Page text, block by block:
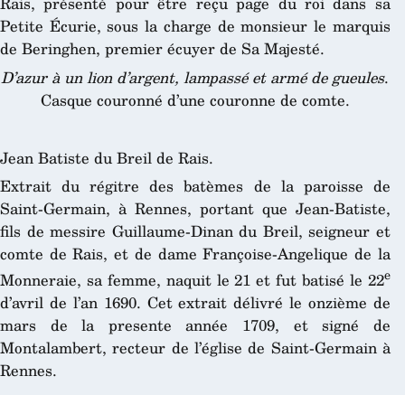
Petite Écurie, sous la charge de monsieur le marquis
de Beringhen, premier écuyer de Sa Majesté.
D’azur à un lion d’argent, lampassé et armé de gueules.
Casque couronné d’une couronne de comte.
Jean Batiste du Breil de Rais.
Extrait du régitre des batèmes de la paroisse de
Saint-Germain, à Rennes, portant que Jean-Batiste,
fils de messire Guillaume-Dinan du Breil, seigneur et
comte de Rais, et de dame Françoise-Angelique de la
Monneraie, sa femme, naquit le 21 et fut batisé le 22e
d’avril de l’an 1690. Cet extrait délivré le onzième de
mars de la presente année 1709, et signé de
Montalambert, recteur de l’église de Saint-Germain à
Rennes.